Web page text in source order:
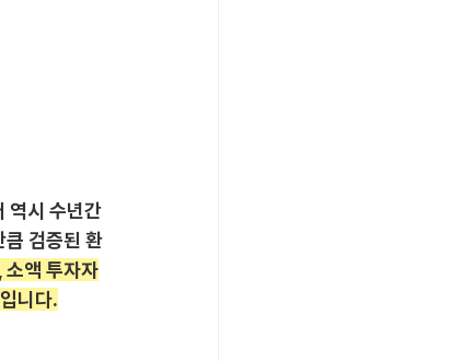
역시 수년간
검증된 환
소액 투자자
니다.